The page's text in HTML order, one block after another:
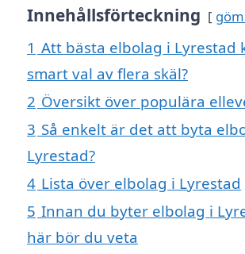
Innehållsförteckning
1 Att bästa elbolag i Lyrestad
smart val av flera skäl?
2 Översikt över populära
3 Så enkelt är det att byta
Lyrestad?
4 Lista över elbolag i Lyrestad
5 Innan du byter elbolag i
här bör du veta